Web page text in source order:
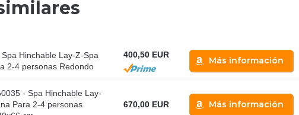
Spa Hinchable Lay-Z-Spa
2-4 personas Redondo
400,50 EUR
Más información
- Spa Hinchable Lay-
Para 2-4 personas
670,00 EUR Más información